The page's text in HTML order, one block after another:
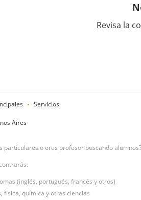
Revisa la
Servicios
Aires
particulares o eres profesor buscando
(inglés, portugués, francés y otros)
física, química y otras ciencias